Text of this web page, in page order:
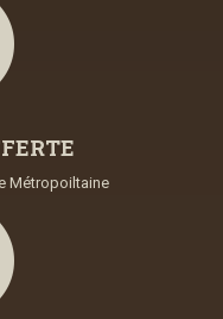
Métropoiltaine